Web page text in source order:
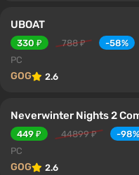
UBOAT
330 ₽ 788 ₽
-58%
PC
GOG 2.6
Neverwinter Nights 2
449 ₽ 44899 ₽
-98%
PC
GOG 2.6